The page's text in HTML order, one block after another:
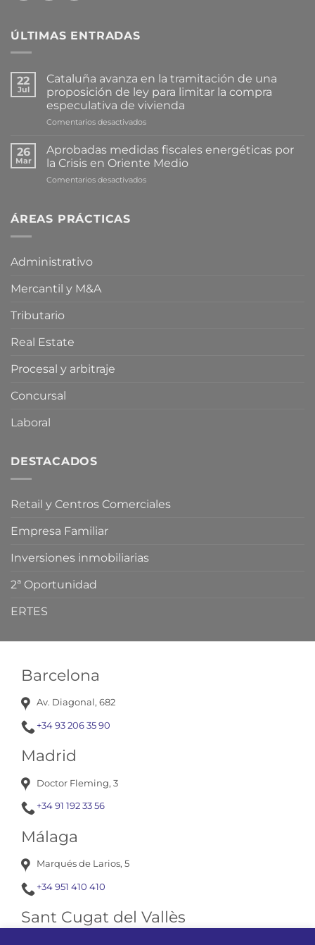
Barcelona
Av. Diagonal, 682
+34 93 206 35 90
Madrid
Doctor Fleming, 3
+34 91 192 33 56
Málaga
Marqués de Larios, 5
+34 951 410 410
Sant Cugat del Vallès
ÚLTIMAS ENTRADAS
22
Jul
Cataluña avanza en la tramitación de una
proposición de ley para limitar la compra
especulativa de vivienda
Comentarios desactivadosen
avanza
en
la
tramitación
26
Mar
Aprobadas medidas fiscales energéticas por
la Crisis en Oriente Medio
Comentarios desactivadosen
ÁREAS PRÁCTICAS
Administrativo
Mercantil y M&A
Tributario
Real Estate
Procesal y arbitraje
Concursal
Laboral
DESTACADOS
Retail y Centros Comerciales
Empresa Familiar
Inversiones inmobiliarias
2ª Oportunidad
ERTES